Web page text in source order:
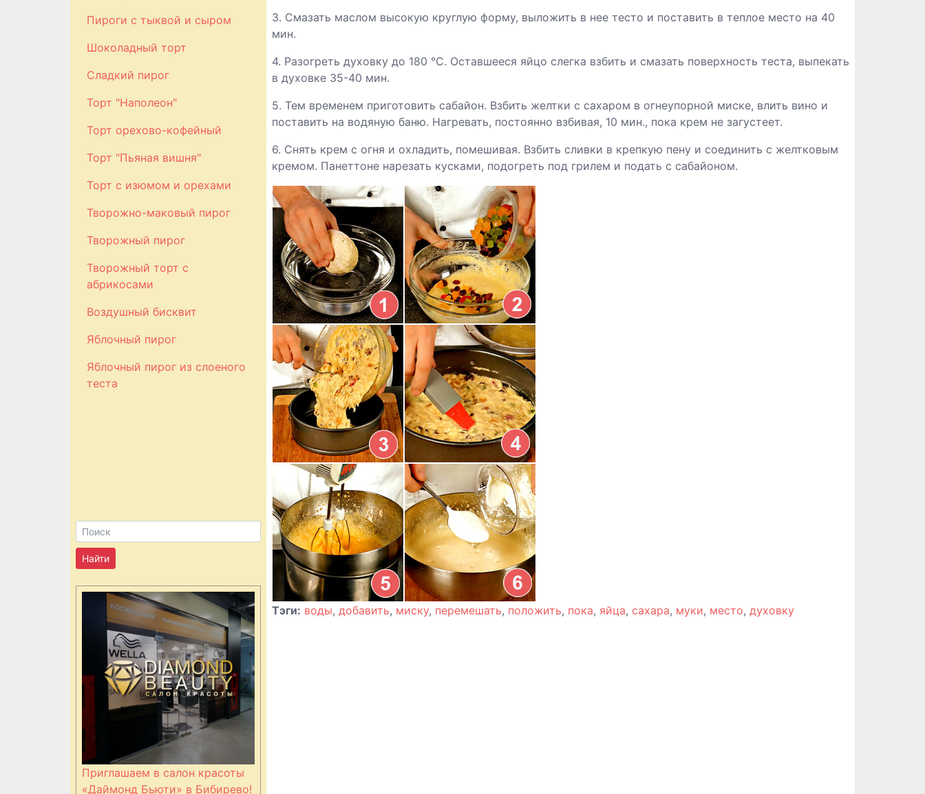
Пироги с тыквой и сыром
Шоколадный торт
Сладкий пирог
Торт "Наполеон"
Торт орехово-кофейный
Торт "Пьяная вишня"
Торт с изюмом и орехами
Творожно-маковый пирог
Творожный пирог
Творожный торт с
абрикосами
Воздушный бисквит
Яблочный пирог
Яблочный пирог из слоеного
теста
Приглашаем в салон красоты
«Даймонд Бьюти» в Бибирево!
3. Смазать маслом высокую круглую форму, выложить в нее тесто и поставить в теплое место на 40
мин.
4. Разогреть духовку до 180 °С. Оставшееся яйцо слегка взбить и смазать поверхность теста, выпекать
в духовке 35-40 мин.
5. Тем временем приготовить сабайон. Взбить желтки с сахаром в огнеупорной миске, влить вино и
поставить на водяную баню. Нагревать, постоянно взбивая, 10 мин., пока крем не загустеет.
6. Снять крем с огня и охладить, помешивая. Взбить сливки в крепкую пену и соединить с желтковым
кремом. Панеттоне нарезать кусками, подогреть под грилем и подать с сабайоном.
Тэги: воды, добавить, миску, перемешать, положить, пока, яйца, сахара, муки, место, духовку